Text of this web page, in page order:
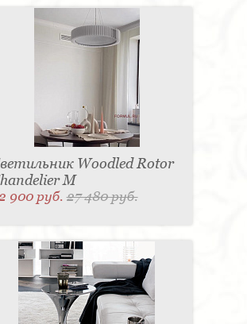
Woodled Rotor
M
900 руб.27 480 руб.